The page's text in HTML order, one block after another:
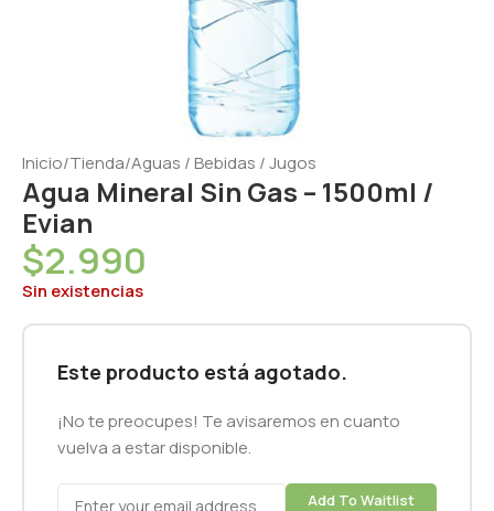
Inicio/Tienda/Aguas / Bebidas / Jugos
Agua Mineral Sin Gas – 1500ml /
Evian
$2.990
Sin existencias
Este producto está agotado.
¡No te preocupes! Te avisaremos en cuanto
vuelva a estar disponible.
Add To Waitlist